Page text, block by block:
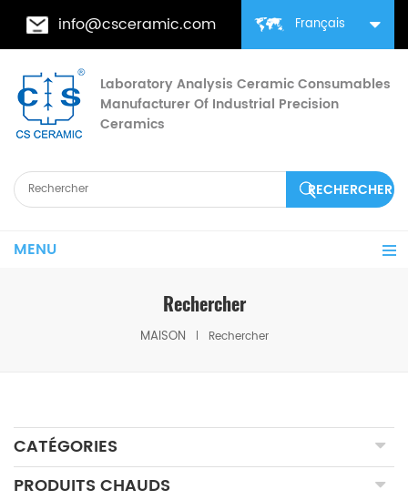
Français
info@csceramic.com
Laboratory Analysis Ceramic Consumables
Manufacturer Of Industrial Precision
Ceramics
MENU
Rechercher
MAISON Rechercher
CATÉGORIES
PRODUITS CHAUDS